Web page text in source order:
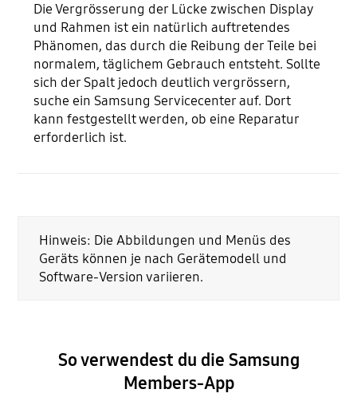
Die Vergrösserung der Lücke zwischen Display
und Rahmen ist ein natürlich auftretendes
Phänomen, das durch die Reibung der Teile bei
normalem, täglichem Gebrauch entsteht. Sollte
sich der Spalt jedoch deutlich vergrössern,
suche ein Samsung Servicecenter auf. Dort
kann festgestellt werden, ob eine Reparatur
erforderlich ist.
Hinweis: Die Abbildungen und Menüs des
Geräts können je nach Gerätemodell und
Software-Version variieren.
So verwendest du die Samsung
Members-App